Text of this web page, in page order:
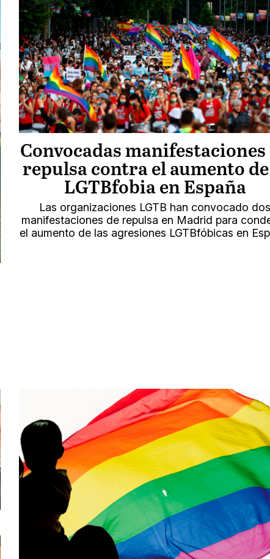
Convocadas manifestaciones
repulsa contra el aumento
LGTBfobia en España
Las organizaciones LGTB han convocado dos
manifestaciones de repulsa en Madrid para
el aumento de las agresiones LGTBfóbicas en